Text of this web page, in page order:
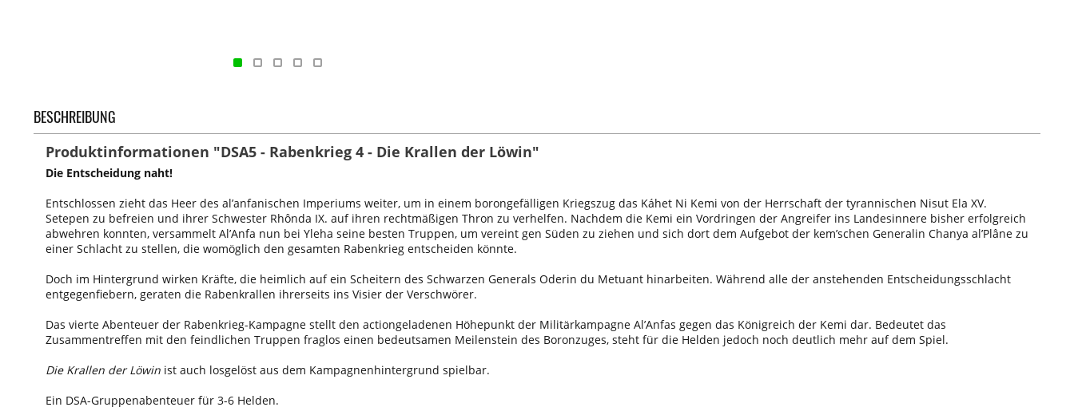
BESCHREIBUNG
Produktinformationen "DSA5 - Rabenkrieg 4 - Die Krallen der Löwin"
Die Entscheidung naht!
Entschlossen zieht das Heer des al’anfanischen Imperiums weiter, um in einem borongefälligen Kriegszug das Káhet Ni Kemi von der Herrschaft der tyrannischen Nisut Ela XV.
Setepen zu befreien und ihrer Schwester Rhônda IX. auf ihren rechtmäßigen Thron zu verhelfen. Nachdem die Kemi ein Vordringen der Angreifer ins Landesinnere bisher erfolgreich
abwehren konnten, versammelt Al’Anfa nun bei Yleha seine besten Truppen, um vereint gen Süden zu ziehen und sich dort dem Aufgebot der kem’schen Generalin Chanya al’Plâne zu
einer Schlacht zu stellen, die womöglich den gesamten Rabenkrieg entscheiden könnte.
Doch im Hintergrund wirken Kräfte, die heimlich auf ein Scheitern des Schwarzen Generals Oderin du Metuant hinarbeiten. Während alle der anstehenden Entscheidungsschlacht
entgegenfiebern, geraten die Rabenkrallen ihrerseits ins Visier der Verschwörer.
Das vierte Abenteuer der Rabenkrieg-Kampagne stellt den actiongeladenen Höhepunkt der Militärkampagne Al’Anfas gegen das Königreich der Kemi dar. Bedeutet das
Zusammentreffen mit den feindlichen Truppen fraglos einen bedeutsamen Meilenstein des Boronzuges, steht für die Helden jedoch noch deutlich mehr auf dem Spiel.
Die Krallen der Löwin ist auch losgelöst aus dem Kampagnenhintergrund spielbar.
Ein DSA-Gruppenabenteuer für 3-6 Helden.